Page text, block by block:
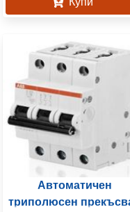
Автоматичен
триполюсен